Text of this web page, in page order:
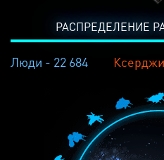
РАСПРЕДЕЛЕНИЕ
Люди - 22 684